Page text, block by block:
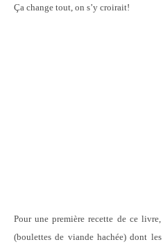
Ça change tout, on s’y croirait!
Pour une première recette de ce
(boulettes de viande hachée) dont